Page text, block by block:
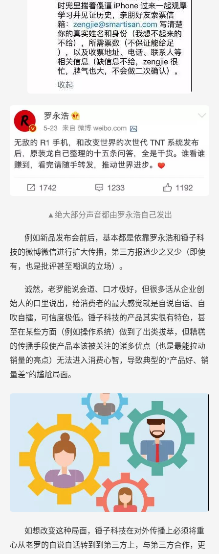
▲绝大部分声音都由罗永浩自己发出
例如新品发布会前后，基本都是依靠罗永浩和锤子科
技的微博微信进行扩大传播，第三方报道少之又少（即使
有，也是批评甚至嘲讽的立场）。
诚然，老罗能说会道、口才极好，但很多话从企业创
始人的口里说出，给消费者的最大感觉就是自说自话、自
吹自擂，可信度极低。锤子科技的产品其实很有特色，甚
至在某些方面（例如操作系统）做到了出类拔萃，但糟糕
的传播手段使产品本该被关注的诸多优点（也是最能拉动
销量的亮点）无法进入消费心智，导致典型的“产品好、销
量差”的尴尬局面。
如想改变这种局面，锤子科技在对外传播上必须将重
心从老罗的自说自话转到到第三方上，与第三方合作，更